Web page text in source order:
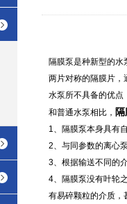
隔膜泵是种新型的
两片对称的隔膜片，
水泵所不具备的优点
和普通水泵相比，
1、隔膜泵本身具有
2、与同参数的离心
3、根据输送不同的
4、隔膜泵没有叶轮
有易碎颗粒的介质，